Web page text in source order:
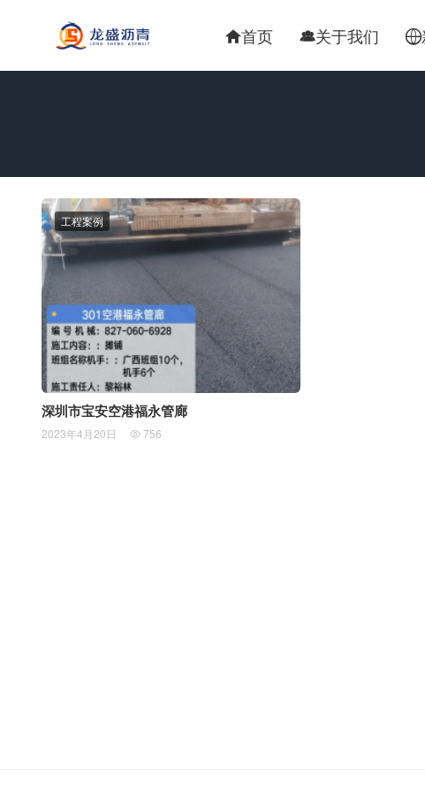
首页 关于我们 
深圳市宝安空港福永管廊
工程案例
2023年4月20日  756